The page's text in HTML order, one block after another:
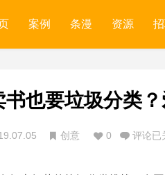
案例 条漫 资源
书也要垃圾分类
创意 0 评论已